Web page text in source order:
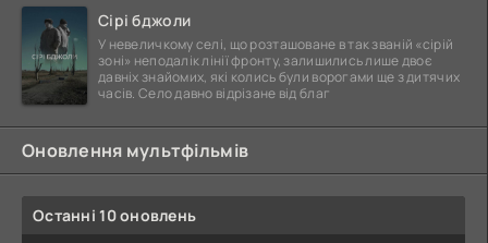
Сірі бджоли
У невеличкому селі, що розташоване в так званій «сірій
зоні» неподалік лінії фронту, залишились лише двоє
давніх знайомих, які колись були ворогами ще з дитячих
часів. Село давно відрізане від благ
Оновлення мультфільмів
Останні 10 оновлень